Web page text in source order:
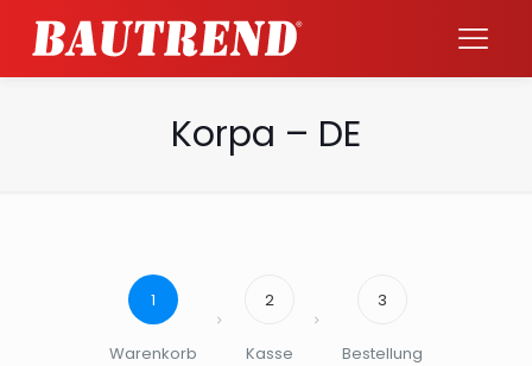
Korpa – DE
1
Warenkorb
2
Kasse
3
Bestellung